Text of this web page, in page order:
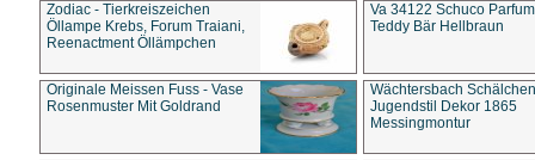
Zodiac - Tierkreiszeichen
Öllampe Krebs, Forum Traiani,
Reenactment Öllämpchen
Va 34122 Schuco
Teddy Bär Hellbraun
Originale Meissen Fuss - Vase
Rosenmuster Mit Goldrand
Wächtersbach Schälchen
Jugendstil Dekor 1865
Messingmontur